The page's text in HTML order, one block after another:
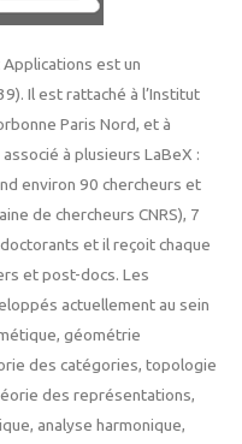
est un
Il est rattaché à l’Institut
Paris Nord, et à
à plusieurs LaBeX :
environ 90 chercheurs et
de chercheurs CNRS), 7
et il reçoit chaque
et post-docs. Les
actuellement au sein
géométrie
des catégories, topologie
des représentations,
analyse harmonique,